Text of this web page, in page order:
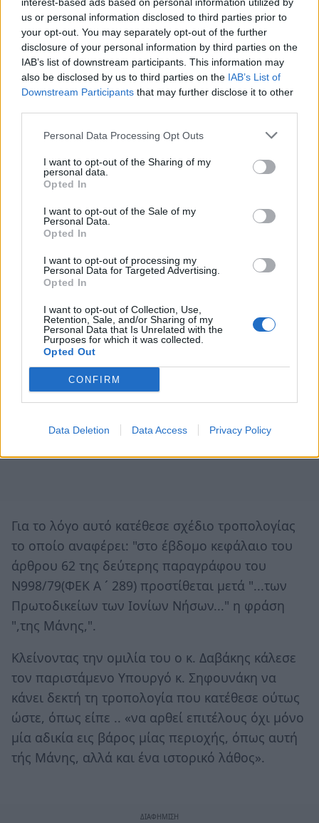
us or personal information disclosed to third parties prior to
your opt-out. You may separately opt-out of the further
disclosure of your personal information by third parties on the
IAB’s list of downstream participants. This information may
also be disclosed by us to third parties on the IAB’s List of
Downstream Participants that may further disclose it to other
Personal Data Processing Opt Outs
I want to opt-out of the Sharing of my
personal data.
Opted In
I want to opt-out of the Sale of my
Personal Data.
Opted In
I want to opt-out of processing my
Personal Data for Targeted Advertising.
Opted In
I want to opt-out of Collection, Use,
Retention, Sale, and/or Sharing of my
Personal Data that Is Unrelated with the
Purposes for which it was collected.
Opted Out
CONFIRM
Data Deletion Data Access Privacy Policy
Για το λόγο αυτό κατέθεσε σχέδιο τροπολογίας
το οποίο αναφέρει: "στο έβδομο κεφάλαιο του
άρθρου 62 της δεύτερης παραγράφου του
Ν998/79(ΦΕΚ Α ´ 289) προστίθεται μετά "...των
Πρωτοδικείων των Ιονίων Νήσων..." η φράση
",της Μάνης,".
Κλείνοντας την ομιλία του ο κ. Δαβάκης κάλεσε
τον παριστάμενο Υπουργό κ. Σηφουνάκη να
κάνει δεκτή τη τροπολογία που κατέθεσε ούτως
ώστε, όπως είπε .. «να αρθεί επιτέλους όχι μόνο
μία αδικία εις βάρος μίας περιοχής, όπως αυτή
τής Μάνης, αλλά και ένα ιστορικό λάθος».